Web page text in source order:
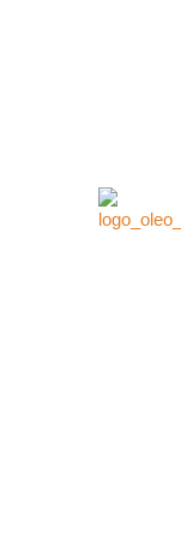
ANTERIOR
PRÓXIMO